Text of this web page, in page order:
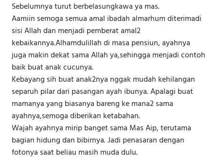
Sebelumnya turut berbelasungkawa ya mas.
Aamiin semoga semua amal ibadah almarhum diterimadi
sisi Allah dan menjadi pemberat amal2
kebaikannya.Alhamdulillah di masa pensiun, ayahnya
juga makin dekat sama Allah ya,sehingga menjadi contoh
baik buat anak cucunya.
Kebayang sih buat anak2nya nggak mudah kehilangan
separuh pilar dari pasangan ayah ibunya. Apalagi buat
mamanya yang biasanya bareng ke mana2 sama
ayahnya,semoga diberikan ketabahan.
Wajah ayahnya mirip banget sama Mas Aip, terutama
bagian hidung dan bibirnya. Jadi penasaran dengan
fotonya saat beliau masih muda dulu.